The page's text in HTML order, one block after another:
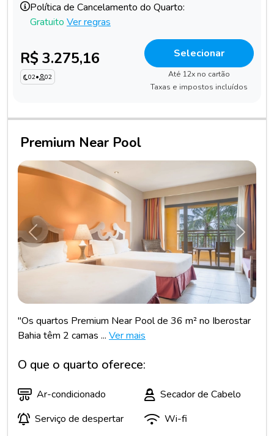
Política de Cancelamento do Quarto:
Gratuito Ver regras
R$ 3.275,16
02• 02
Selecionar
Até 12x no cartão
Taxas e impostos incluídos
Premium Near Pool
Anterior
"Os quartos Premium Near Pool de 36 m² no Iberostar
Bahia têm 2 camas ... Ver mais
O que o quarto oferece:
Ar-condicionado
Secador de Cabelo
Serviço de despertar
Wi-fi